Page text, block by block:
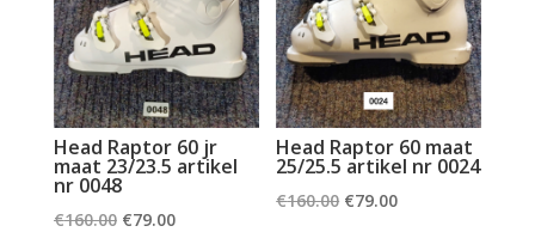
Head Raptor 60 jr
maat 23/23.5 artikel
nr 0048
€160.00 Oorspronkelijke
€79.00Huidige
Head Raptor 60 maat
25/25.5 artikel nr 0024
€160.00 Oorspronkelijke
€79.00Huidige